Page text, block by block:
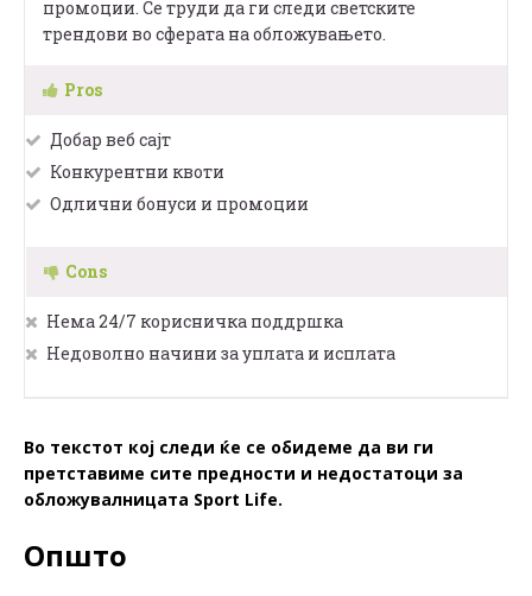
промоции. Се труди да ги следи светските
трендови во сферата на обложувањето.
Pros
Добар веб сајт
Конкурентни квоти
Одлични бонуси и промоции
Cons
Нема 24/7 корисничка поддршка
Недоволно начини за уплата и исплата
Во текстот кој следи ќе се обидеме да ви ги
претставиме сите предности и недостатоци за
обложувалницата Sport Life.
Општо